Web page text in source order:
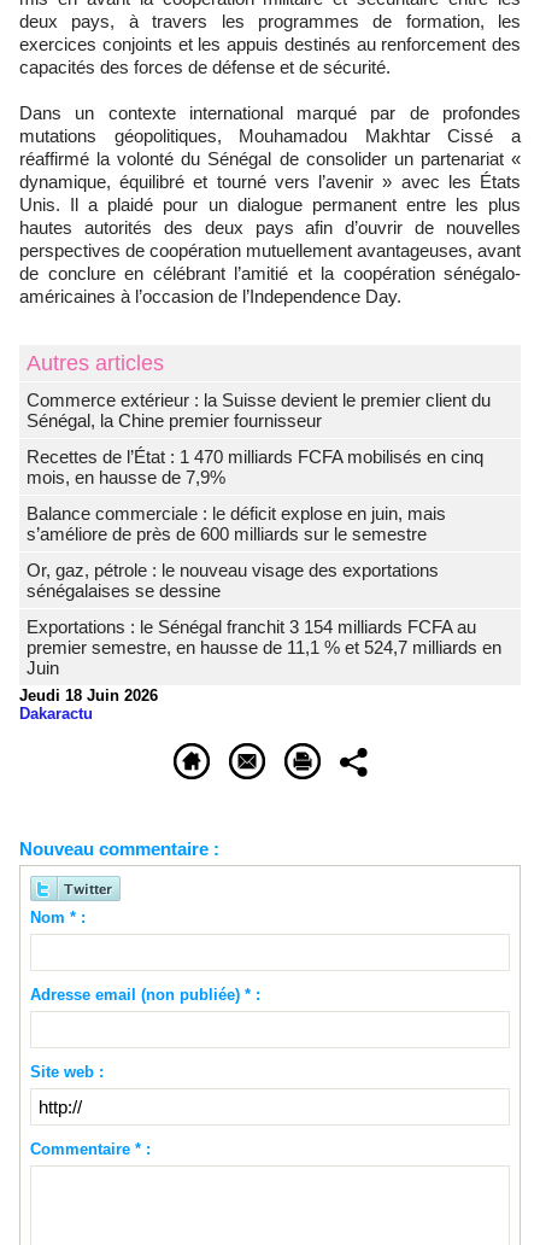
deux pays, à travers les programmes de formation, les
exercices conjoints et les appuis destinés au renforcement des
capacités des forces de défense et de sécurité.
Dans un contexte international marqué par de profondes
mutations géopolitiques, Mouhamadou Makhtar Cissé a
réaffirmé la volonté du Sénégal de consolider un partenariat «
dynamique, équilibré et tourné vers l’avenir » avec les États
Unis. Il a plaidé pour un dialogue permanent entre les plus
hautes autorités des deux pays afin d’ouvrir de nouvelles
perspectives de coopération mutuellement avantageuses, avant
de conclure en célébrant l’amitié et la coopération sénégalo-
américaines à l’occasion de l’Independence Day.
Autres articles
Commerce extérieur : la Suisse devient le premier client du
Sénégal, la Chine premier fournisseur
Recettes de l’État : 1 470 milliards FCFA mobilisés en cinq
mois, en hausse de 7,9%
Balance commerciale : le déficit explose en juin, mais
s’améliore de près de 600 milliards sur le semestre
Or, gaz, pétrole : le nouveau visage des exportations
sénégalaises se dessine
Exportations : le Sénégal franchit 3 154 milliards FCFA au
premier semestre, en hausse de 11,1 % et 524,7 milliards en
Juin
Jeudi 18 Juin 2026
Dakaractu
Nouveau commentaire :
Nom * :
Adresse email (non publiée) * :
Site web :
Commentaire * :